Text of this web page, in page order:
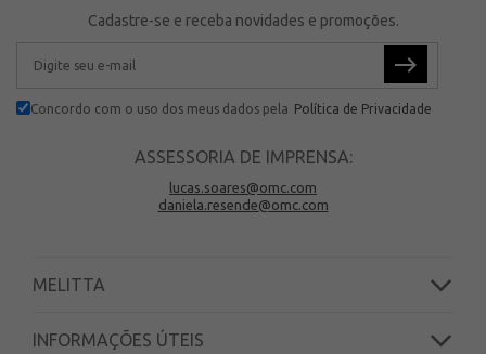
Cadastre-se e receba novidades e promoções.
Concordo com o uso dos meus dados pela Política de Privacidade
ASSESSORIA DE IMPRENSA:
lucas.soares@omc.com
daniela.resende@omc.com
MELITTA
INFORMAÇÕES ÚTEIS